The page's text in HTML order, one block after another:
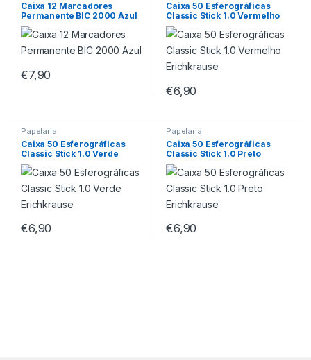
Caixa 12 Marcadores
Permanente BIC 2000 Azul
€7,90
Caixa 50 Esferográficas
Classic Stick 1.0 Vermelho
Erichkrause
€6,90
Papelaria
Caixa 50 Esferográficas
Classic Stick 1.0 Verde
Erichkrause
€6,90
Papelaria
Caixa 50 Esferográficas
Classic Stick 1.0 Preto
Erichkrause
€6,90